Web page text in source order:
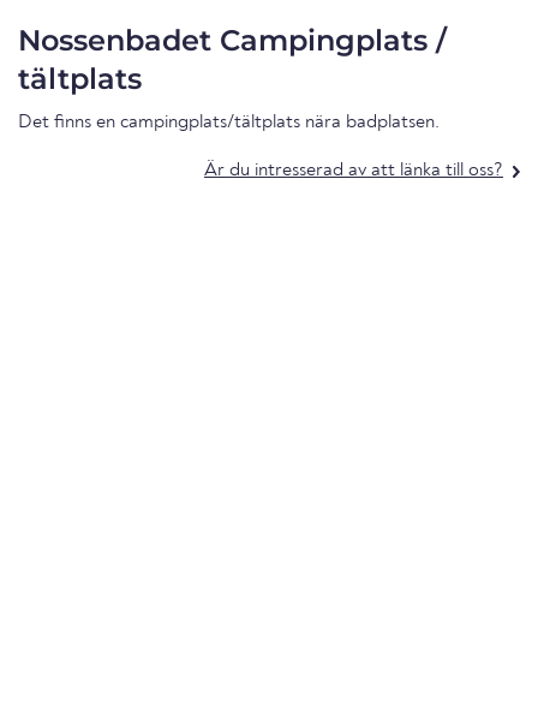
Nossenbadet Campingplats /
tältplats
Det finns en campingplats/tältplats nära badplatsen.
Är du intresserad av att länka till oss?